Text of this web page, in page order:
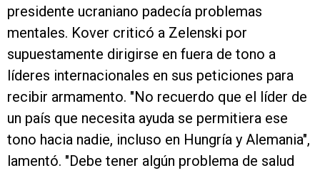
presidente ucraniano padecía problemas
mentales. Kover criticó a Zelenski por
supuestamente dirigirse en fuera de tono a
líderes internacionales en sus peticiones para
recibir armamento. "No recuerdo que el líder de
un país que necesita ayuda se permitiera ese
tono hacia nadie, incluso en Hungría y Alemania",
lamentó. "Debe tener algún problema de salud